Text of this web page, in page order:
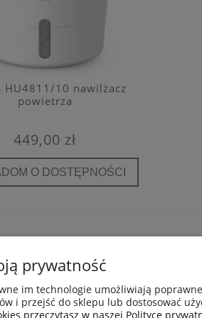
HU4811/10 nawilżacz
powietrza
449,00 zł
O DOSTĘPNOŚCI
prywatności
odpowiedzi
Mapa Strony
prywatność
im technologie umożliwiają
i przejść do sklepu lub dostosować
przeczytasz w naszej Polityce